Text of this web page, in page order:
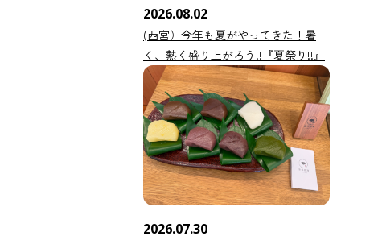
2026.08.02
(西宮）今年も夏がやってきた！暑
く、熱く盛り上がろう!!『夏祭り!!』
2026.07.30